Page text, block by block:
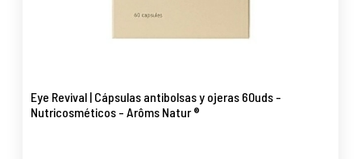
Eye Revival | Cápsulas antibolsas y ojeras 60uds -
Nutricosméticos - Arôms Natur ®